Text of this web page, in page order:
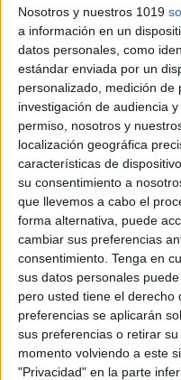
Nosotros y nuestros 1019
a información en un
datos personales, como
estándar enviada por un
personalizado, medición de
investigación de audiencia
permiso, nosotros y
localización geográfica
características de
su consentimiento a
que llevemos a cabo el
forma alternativa, puede
cambiar sus preferencias
consentimiento. Tenga en
sus datos personales
pero usted tiene el derecho
preferencias se aplicarán
sus preferencias o retirar
momento volviendo a este
"Privacidad" en la parte
TARJETAS
COOPERATIVAS
Publicado el 24 mayo,
Las tarjetas de
una herramienta útil en
cooperación y el
estudiantes. La
SEGUIR LEYENDO